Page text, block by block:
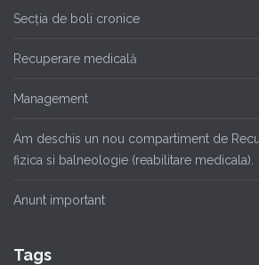
Secția de boli cronice
Recuperare medicală
Management
Am deschis un nou compartiment de
fizica si balneologie (reabilitare medicala).
Anunt important
Tags